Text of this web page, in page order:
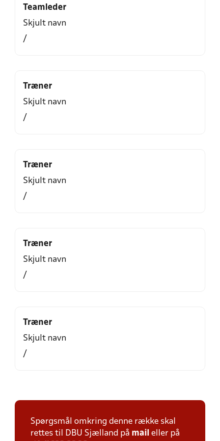
Teamleder
Skjult navn
/
Træner
Skjult navn
/
Træner
Skjult navn
/
Træner
Skjult navn
/
Træner
Skjult navn
/
Spørgsmål omkring denne række skal
rettes til DBU Sjælland på mail eller på